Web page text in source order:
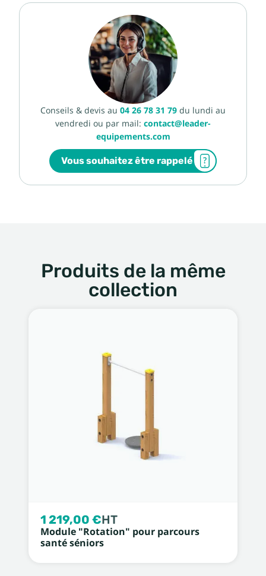
Conseils & devis au 04 26 78 31 79 du lundi au
vendredi ou par mail: contact@leader-
equipements.com
Vous souhaitez être rappelé
Produits de la même
collection
1 219,00 €HT
Module "Rotation" pour parcours
santé séniors